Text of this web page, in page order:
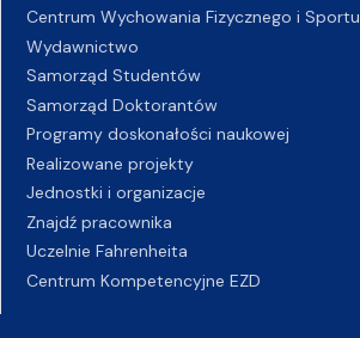
Centrum Wychowania Fizycznego i Sportu
Wydawnictwo
Samorząd Studentów
Samorząd Doktorantów
Programy doskonałości naukowej
Realizowane projekty
Jednostki i organizacje
Znajdź pracownika
Uczelnie Fahrenheita
Centrum Kompetencyjne EZD